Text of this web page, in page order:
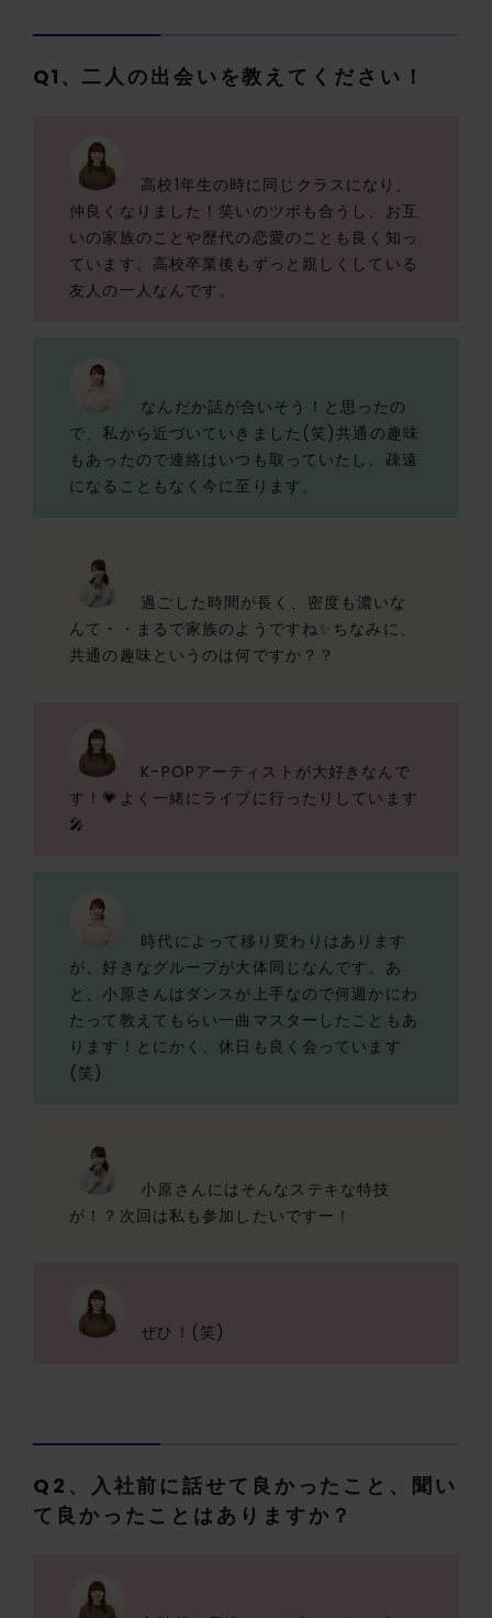
Q1、二人の出会いを教えてください！
高校1年生の時に同じクラスになり、
仲良くなりました！笑いのツボも合うし、お互
いの家族のことや歴代の恋愛のことも良く知っ
ています。高校卒業後もずっと親しくしている
友人の一人なんです。
なんだか話が合いそう！と思ったの
で、私から近づいていきました(笑)共通の趣味
もあったので連絡はいつも取っていたし、疎遠
になることもなく今に至ります。
過ごした時間が長く、密度も濃いな
んて・・まるで家族のようですね✨ちなみに、
共通の趣味というのは何ですか？？
K-POPアーティストが大好きなんで
す！💗よく一緒にライブに行ったりしています
🎤
時代によって移り変わりはあります
が、好きなグループが大体同じなんです。あ
と、小原さんはダンスが上手なので何週かにわ
たって教えてもらい一曲マスターしたこともあ
ります！とにかく、休日も良く会っています
(笑)
小原さんにはそんなステキな特技
が！？次回は私も参加したいですー！
ぜひ！(笑)
Q2、入社前に話せて良かったこと、聞い
て良かったことはありますか？